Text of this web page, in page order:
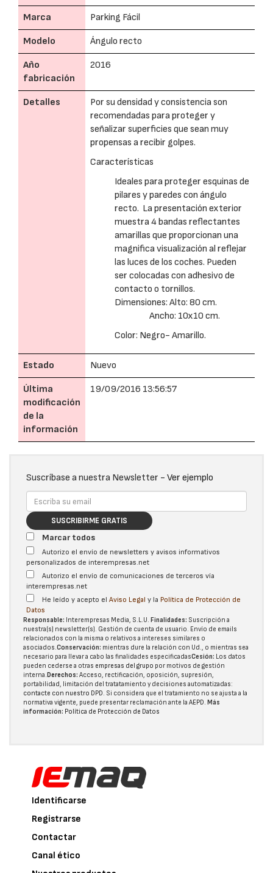
Marca Parking Fácil
Modelo Ángulo recto
Año
fabricación
2016
Detalles
Por su densidad y consistencia son
recomendadas para proteger y
señalizar superficies que sean muy
propensas a recibir golpes.
Características
Ideales para proteger esquinas de
pilares y paredes con ángulo
recto. La presentación exterior
muestra 4 bandas reflectantes
amarillas que proporcionan una
magnifica visualización al reflejar
las luces de los coches. Pueden
ser colocadas con adhesivo de
contacto o tornillos.
Dimensiones: Alto: 80 cm.
Ancho: 10x10 cm.
Color: Negro- Amarillo.
Estado Nuevo
Última
modificación
de la
información
19/09/2016 13:56:57
Suscríbase a nuestra Newsletter - Ver ejemplo
SUSCRIBIRME GRATIS
Marcar todos
Autorizo el envío de newsletters y avisos informativos
personalizados de interempresas.net
Autorizo el envío de comunicaciones de terceros vía
interempresas.net
He leído y acepto el Aviso Legal y la Política de Protección de
Datos
Responsable: Interempresas Media, S.L.U. Finalidades: Suscripción a
nuestra(s) newsletter(s). Gestión de cuenta de usuario. Envío de emails
relacionados con la misma o relativos a intereses similares o
asociados.Conservación: mientras dure la relación con Ud., o mientras sea
necesario para llevar a cabo las finalidades especificadasCesión: Los datos
pueden cederse a otras empresas del grupo por motivos de gestión
interna.Derechos: Acceso, rectificación, oposición, supresión,
portabilidad, limitación del tratatamiento y decisiones automatizadas:
contacte con nuestro DPD. Si considera que el tratamiento no se ajusta a la
normativa vigente, puede presentar reclamación ante la AEPD. Más
información: Política de Protección de Datos
Identificarse
Registrarse
Contactar
Canal ético